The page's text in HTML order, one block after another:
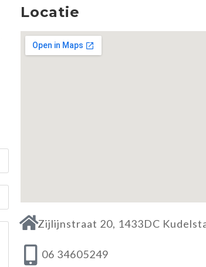
Locatie
Zijlijnstraat 20, 1433DC
06 34605249